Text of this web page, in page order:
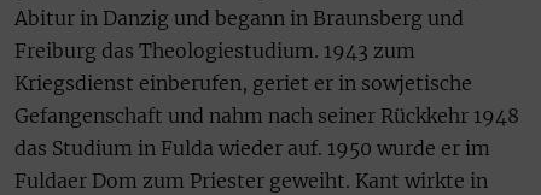
Abitur in Danzig und begann in Braunsberg und
Freiburg das Theologiestudium. 1943 zum
Kriegsdienst einberufen, geriet er in sowjetische
Gefangenschaft und nahm nach seiner Rückkehr 1948
das Studium in Fulda wieder auf. 1950 wurde er im
Fuldaer Dom zum Priester geweiht. Kant wirkte in